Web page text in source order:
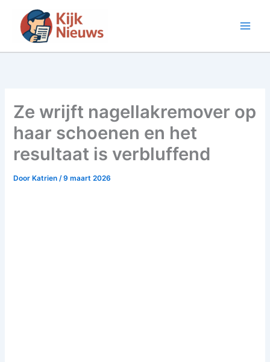
inhoud
Ze wrijft nagellakremover op
haar schoenen en het
resultaat is verbluffend
Door Katrien/9 maart 2026